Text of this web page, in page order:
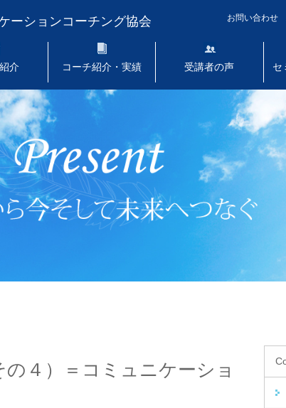
ーションコーチング協会 お問い合わせ
介 コーチ紹介・実績 受講者の声 セ
４）＝コミュニケーショ